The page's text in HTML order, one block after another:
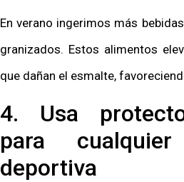
En verano ingerimos más
granizados. Estos alimentos
que dañan el esmalte,
4. Usa
para
deportiva